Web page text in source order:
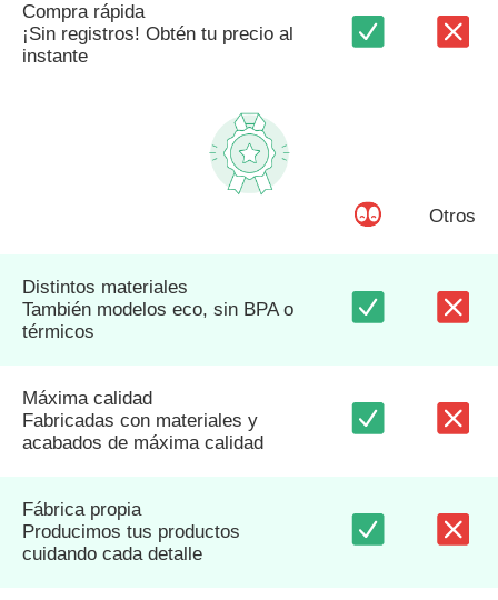
Compra rápida
¡Sin registros! Obtén tu precio al
instante
Otros
Distintos materiales
También modelos eco, sin BPA o
térmicos
Máxima calidad
Fabricadas con materiales y
acabados de máxima calidad
Fábrica propia
Producimos tus productos
cuidando cada detalle